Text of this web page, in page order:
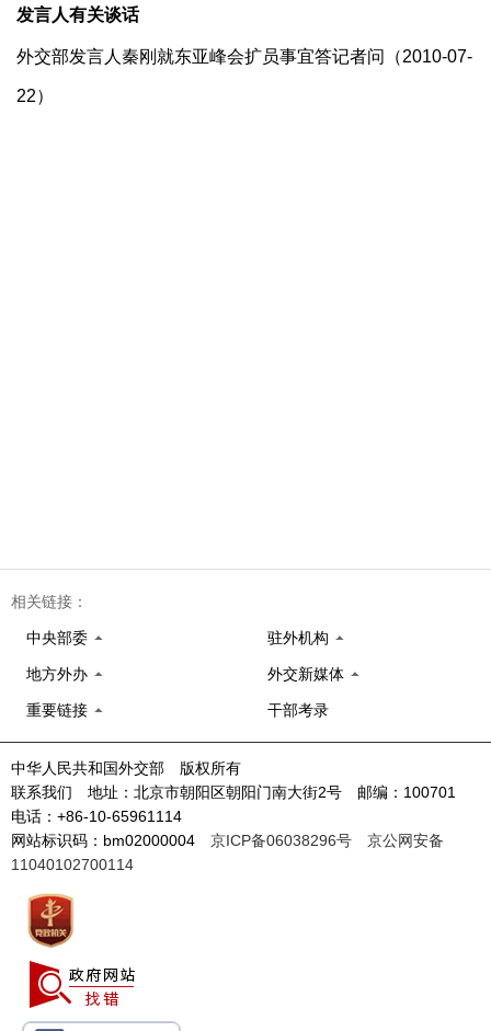
发言人有关谈话
外交部发言人秦刚就东亚峰会扩员事宜答记者问（2010-07-
22）
相关链接：
中央部委 驻外机构
地方外办 外交新媒体
重要链接 干部考录
中华人民共和国外交部 版权所有
联系我们 地址：北京市朝阳区朝阳门南大街2号 邮编：100701
电话：+86-10-65961114
网站标识码：bm02000004 京ICP备06038296号
京公网安备
11040102700114